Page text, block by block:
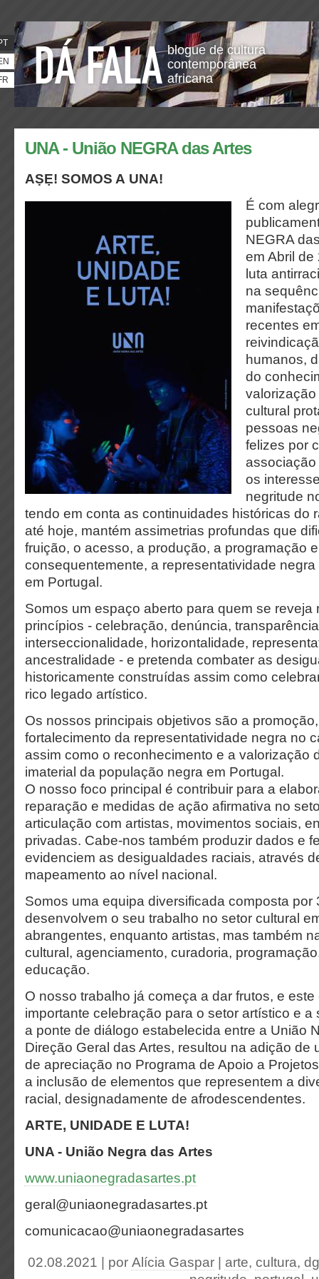
blogue de cultura
contemporânea
africana
UNA - União NEGRA das Artes
AṢẸ! SOMOS A UNA!
É com
NEGRA
em Abril de
luta
na
recentes
humanos,
do
cultural
pessoas
felizes por
os
negritude
tendo em conta as continuidades históricas do
até hoje, mantém assimetrias profundas que
fruição, o acesso, a produção, a programação
consequentemente, a representatividade
em Portugal.
Somos um espaço aberto para quem se reveja
princípios - celebração, denúncia,
interseccionalidade, horizontalidade,
ancestralidade - e pretenda combater as
historicamente construídas assim como
rico legado artístico.
Os nossos principais objetivos são a
fortalecimento da representatividade negra no
assim como o reconhecimento e a valorização
imaterial da população negra em Portugal.
O nosso foco principal é contribuir para a
reparação e medidas de ação afirmativa no
articulação com artistas, movimentos sociais,
privadas. Cabe-nos também produzir dados e
evidenciem as desigualdades raciais, através
mapeamento ao nível nacional.
Somos uma equipa diversificada composta por
desenvolvem o seu trabalho no setor cultural
abrangentes, enquanto artistas, mas também
cultural, agenciamento, curadoria,
educação.
O nosso trabalho já começa a dar frutos, e
importante celebração para o setor artístico e a
a ponte de diálogo estabelecida entre a União
Direção Geral das Artes, resultou na adição de
de apreciação no Programa de Apoio a
a inclusão de elementos que representem a
racial, designadamente de afrodescendentes.
ARTE, UNIDADE E LUTA!
UNA - União Negra das Artes
www.uniaonegradasartes.pt
geral@uniaonegradasartes.pt
comunicacao@uniaonegradasartes
02.08.2021 | por Alícia Gaspar arte, cultura,